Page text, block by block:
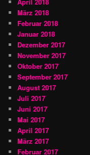
April 2018
März 2018
Februar 2018
Januar 2018
Dezember 2017
November 2017
Oktober 2017
September 2017
August 2017
Juli 2017
Juni 2017
Mai 2017
April 2017
März 2017
Februar 2017